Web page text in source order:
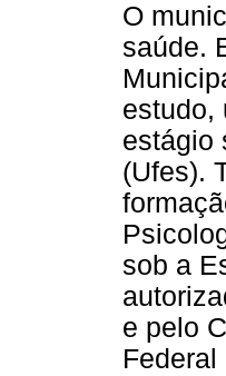
O
saúde.
estudo,
estágio
(Ufes).
sob a
e pelo